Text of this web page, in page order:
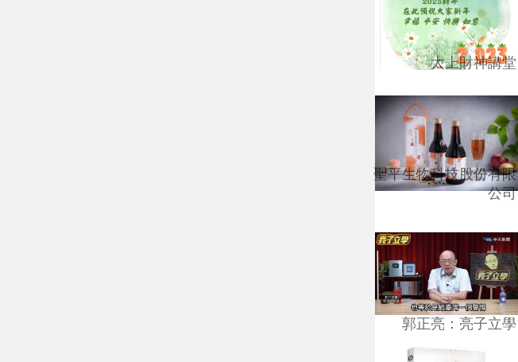
太上財神講堂
聖平生物科技股份有限
公司
郭正亮：亮子立學